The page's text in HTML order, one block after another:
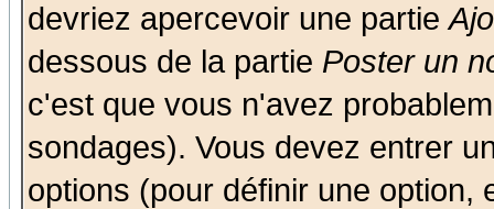
devriez apercevoir une partie
dessous de la partie Poster un
c'est que vous n'avez
sondages). Vous devez entrer
options (pour définir une option,